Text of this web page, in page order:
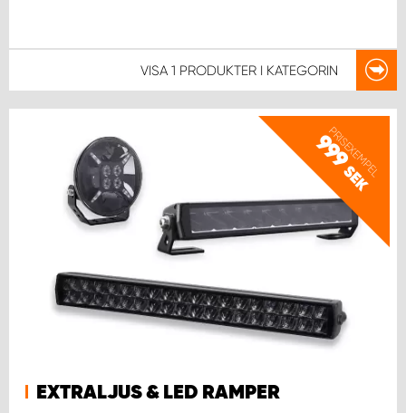
VISA 1 PRODUKTER I KATEGORIN
PRISEXEMPEL
999
SEK
EXTRALJUS & LED RAMPER